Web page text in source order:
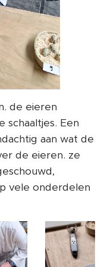
de eieren
schaaltjes. Een
aan wat de
de eieren. ze
vele onderdelen